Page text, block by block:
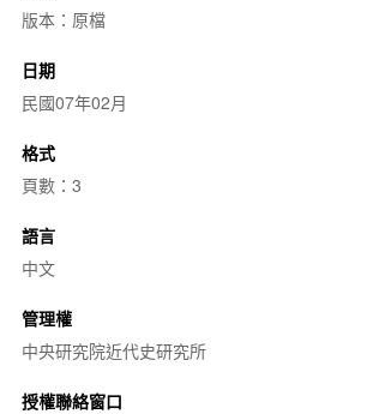
版本：原檔
日期
民國07年02月
格式
頁數：3
語言
中文
管理權
中央研究院近代史研究所
授權聯絡窗口